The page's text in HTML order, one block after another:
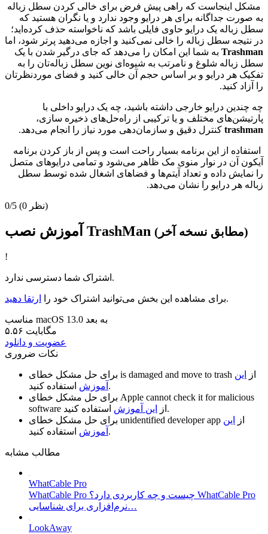
مشکل اینجاست که راهی پیش فرض برای خالی کردن سطل زباله
به صورت جداگانه برای هر درایو وجود ندارد و یا نگران هستید که
سطل زباله یک درایو حاوی فایلی باشد که ناخواسته حذف کرده‌اید؛
در نتیجه سطل زباله را خالی نمی‌کنید و اجازه می‌دهید پرتر شود، اما
Trashman به شما این امکان را می‌دهد که جای درگیر شدن با یک
سطل زباله شلوغ و نامرتب به شیوه‌ای نوین سطل زباله‌تان را به
تفکیک هر درایو و بر اساس حجم آن خالی کنید و فضای موردنظرتان
را آزاد کنید.
چه چندین درایو خارجی داشته باشید، چه یک درایو داخلی با
پارتیشن‌های مختلف و یا ترکیبی از راه‌‌حل‌های ذخیره‌ سازی،
trashman کنترل دقیق و سازمان‌دهی مورد نیاز را انجام می‌دهد.
استفاده از این برنامه بسیار راحت است و پس از باز کردن برنامه
آیکون آن در نوار منوی مک ظاهر می‌شود و تمامی درایوهای متصل
را نمایش داده و تعداد آیتم‌ها و فضاهای اشغال شده توسط سطل
زباله هر درایو را نشان می‌دهد.
0/5 (0 نظر)
آموزش نصب TrashMan (مطابق نسخه آخر)
!
اشتراک شما دسترسی ندارد.
برای مشاهده این بخش می‌توانید اشتراک خود را ارتقا دهید .
مناسب macOS 13.0 به بعد
۵.۵۶ مگابایت
عضویت و دانلود
نکات ضروری
is damaged and move to trash از
این
آموزش استفاده کنید.
Apple cannot check it for malicious
software
از این آموزش
استفاده کنید.
unidentified developer app از
این
آموزش استفاده کنید.
مطالب مشابه
WhatCable Pro
WhatCable Pro چیست و چه کاربردی دارد؟ WhatCable Pro
نرم‌افزاری برای شناسایی…
LookAway